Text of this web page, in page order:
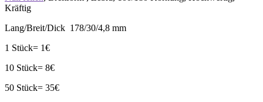
Kräftig
Lang/Breit/Dick 178/30/4,8 mm
1 Stück= 1€
10 Stück= 8€
50 Stück= 35€